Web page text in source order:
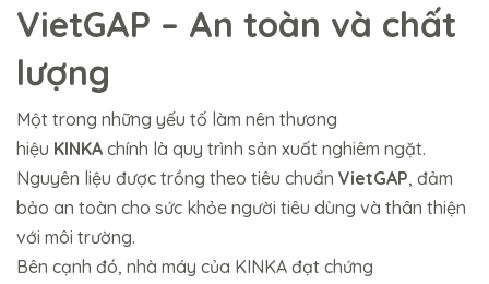
VietGAP – An toàn và chất
lượng
Một trong những yếu tố làm nên thương
hiệu KINKA chính là quy trình sản xuất nghiêm ngặt.
Nguyên liệu được trồng theo tiêu chuẩn VietGAP, đảm
bảo an toàn cho sức khỏe người tiêu dùng và thân thiện
với môi trường.
Bên cạnh đó, nhà máy của KINKA đạt chứng